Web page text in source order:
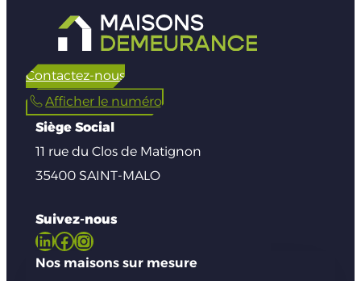
Contactez-nous
Afficher le numéro
Siège Social
11 rue du Clos de Matignon
35400 SAINT-MALO
Suivez-nous
LinkedIn Facebook Instagram
Nos maisons sur mesure